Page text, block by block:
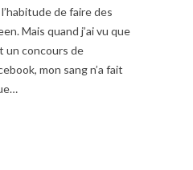
de faire des
Mais quand j’ai vu que
un concours de
mon sang n’a fait